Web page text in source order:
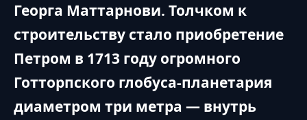
Георга Маттарнови. Толчком к
строительству стало приобретение
Петром в 1713 году огромного
Готторпского глобуса-планетария
диаметром три метра — внутрь